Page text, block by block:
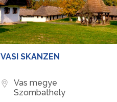
VASI SKANZEN
Vas megye
Szombathely